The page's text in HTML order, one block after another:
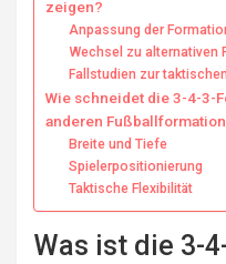
zeigen?
Anpassung der
Wechsel zu alternativen
Fallstudien zur
Wie schneidet die 3-4-3-
anderen
Breite und Tiefe
Spielerpositionierung
Taktische Flexibilität
Was ist die 3-